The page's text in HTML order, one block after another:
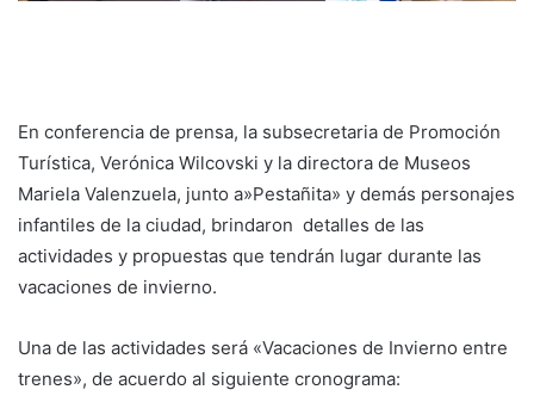
En conferencia de prensa, la subsecretaria de Promoción
Turística, Verónica Wilcovski y la directora de Museos
Mariela Valenzuela, junto a»Pestañita» y demás personajes
infantiles de la ciudad, brindaron detalles de las
actividades y propuestas que tendrán lugar durante las
vacaciones de invierno.
Una de las actividades será «Vacaciones de Invierno entre
trenes», de acuerdo al siguiente cronograma: